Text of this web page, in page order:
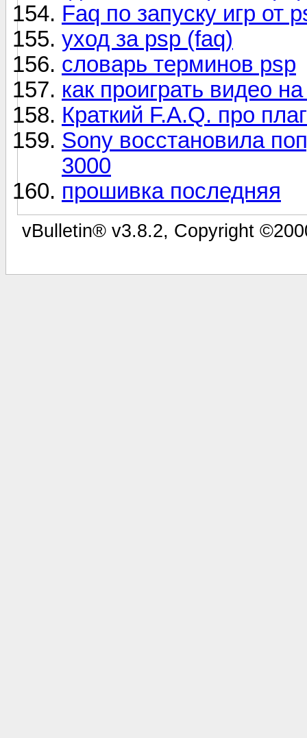
Faq по запуску игр от
уход за psp (faq)
словарь терминов psp
как проиграть видео
Краткий F.A.Q. про
Sony восстановила
3000
прошивка последняя
vBulletin® v3.8.2, Copyright